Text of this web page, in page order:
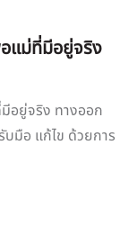
แม่ที่มีอยู่จริง
อยู่จริง ทางออก
มือ แก้ไข ด้วยการ